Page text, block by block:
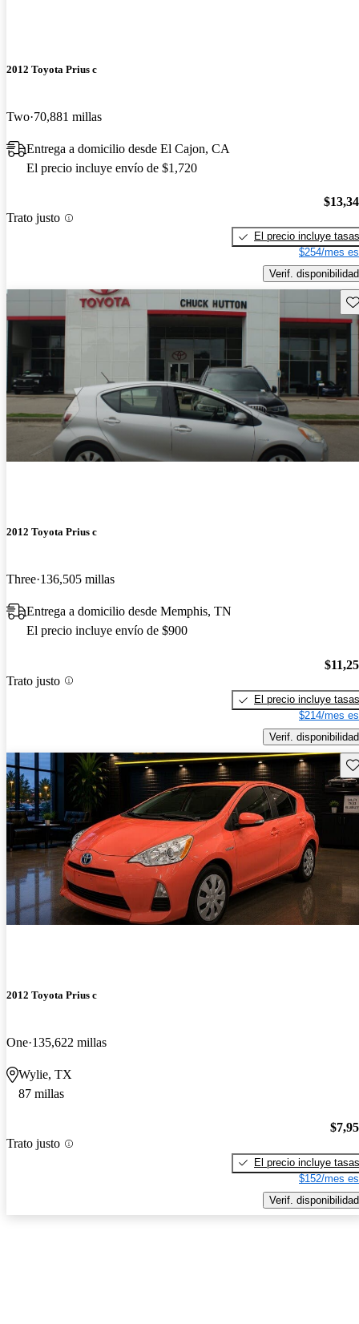
2012 Toyota Prius c
Two 70,881 millas
Entrega a domicilio desde El Cajon, CA
El precio incluye envío de $1,720
Trato justo
El precio incluye tasas
$254/mes
Verif. disponibilidad
2012 Toyota Prius c
Three 136,505 millas
Entrega a domicilio desde Memphis, TN
El precio incluye envío de $900
Trato justo
El precio incluye tasas
$214/mes
Verif. disponibilidad
2012 Toyota Prius c
One 135,622 millas
Wylie, TX
87 millas
Trato justo
El precio incluye tasas
$152/mes
Verif. disponibilidad